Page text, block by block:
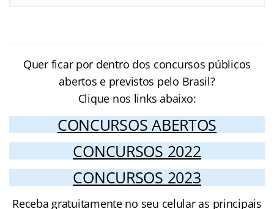
Quer ficar por dentro dos concursos públicos
abertos e previstos pelo Brasil?
Clique nos links abaixo:
CONCURSOS ABERTOS
CONCURSOS 2022
CONCURSOS 2023
Receba gratuitamente no seu celular as principais